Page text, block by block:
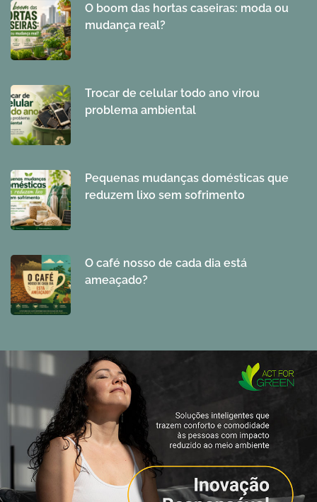
O boom das hortas caseiras: moda ou
mudança real?
Trocar de celular todo ano virou
problema ambiental
Pequenas mudanças domésticas que
reduzem lixo sem sofrimento
O café nosso de cada dia está
ameaçado?